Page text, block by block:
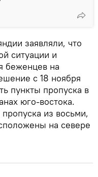
заявляли, что
ситуации и
беженцев на
с 18 ноября
пункты пропуска в
юго-востока.
из восьми,
на севере